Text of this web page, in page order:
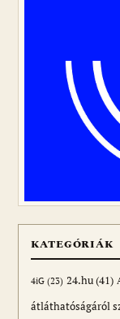
KATEGÓRIÁK
4iG (23) 24.hu(41)
átláthatóságáról